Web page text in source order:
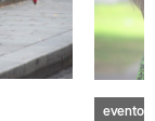
evento